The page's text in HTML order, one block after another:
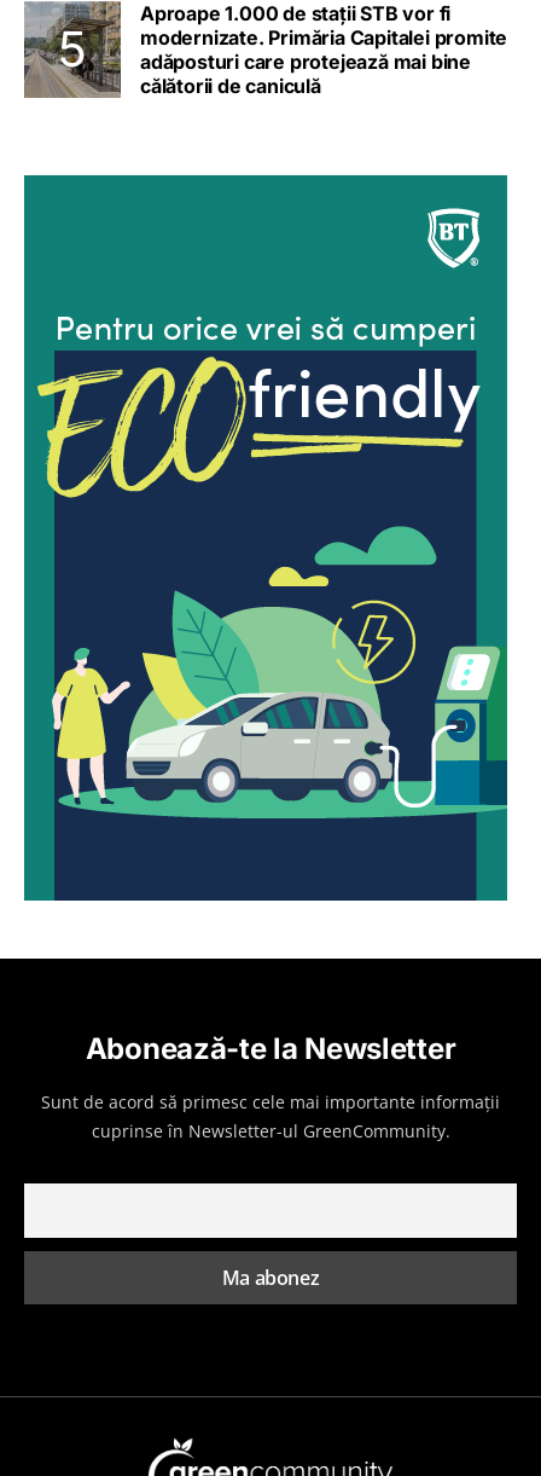
Aproape 1.000 de stații STB vor fi
modernizate. Primăria Capitalei promite
adăposturi care protejează mai bine
călătorii de caniculă
Abonează-te la Newsletter
Sunt de acord să primesc cele mai importante informații
cuprinse în Newsletter-ul GreenCommunity.